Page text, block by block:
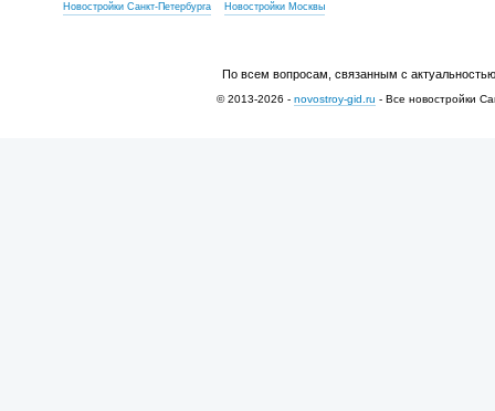
Новостройки Санкт-Петербурга Новостройки Москвы
По всем вопросам, связанным с
© 2013-2026 - novostroy-gid.ru - Все новостройки